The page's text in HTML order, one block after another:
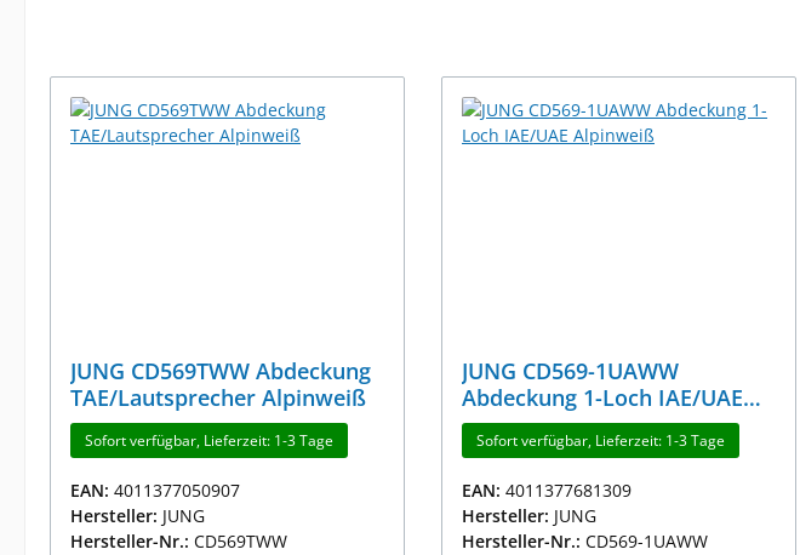
JUNG CD569TWW Abdeckung
TAE/Lautsprecher Alpinweiß
Sofort verfügbar, Lieferzeit: 1-3 Tage
EAN: 4011377050907
Hersteller: JUNG
Hersteller-Nr.: CD569TWW
JUNG CD569-1UAWW
Abdeckung 1-Loch IAE/UAE
Alpinweiß
Sofort verfügbar, Lieferzeit: 1-3 Tage
EAN: 4011377681309
Hersteller: JUNG
Hersteller-Nr.: CD569-1UAWW